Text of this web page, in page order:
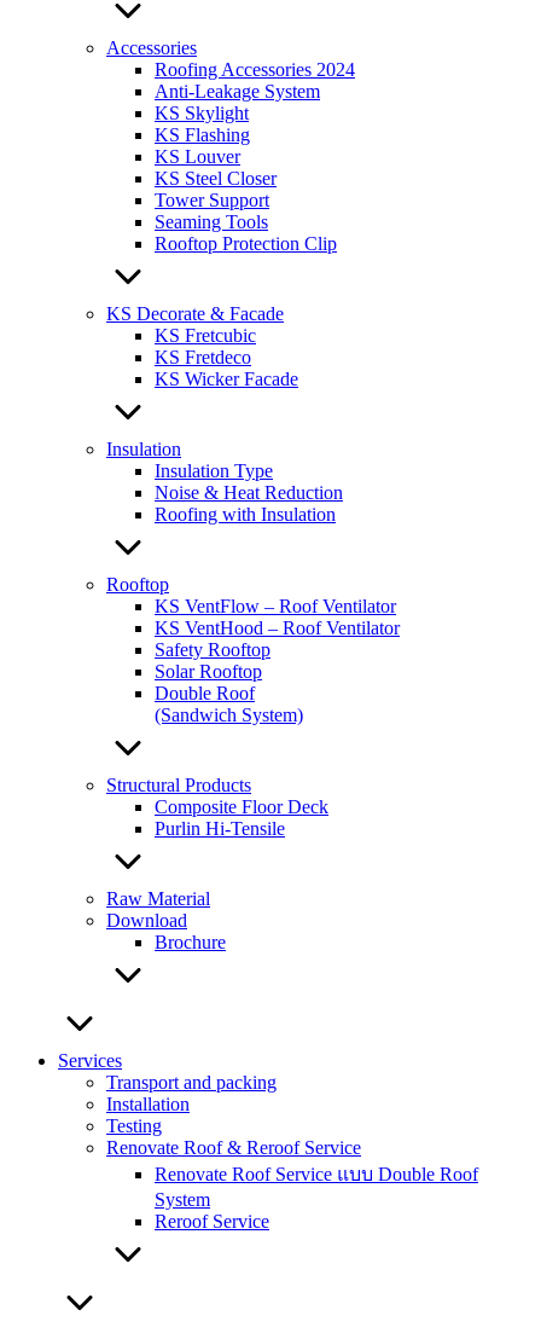
Accessories
Roofing Accessories 2024
Anti-Leakage System
KS Skylight
KS Flashing
KS Louver
KS Steel Closer
Tower Support
Seaming Tools
Rooftop Protection Clip
KS Decorate & Facade
KS Fretcubic
KS Fretdeco
KS Wicker Facade
Insulation
Insulation Type
Noise & Heat Reduction
Roofing with Insulation
Rooftop
KS VentFlow – Roof Ventilator
KS VentHood – Roof Ventilator
Safety Rooftop
Solar Rooftop
Double Roof
(Sandwich System)
Structural Products
Composite Floor Deck
Purlin Hi-Tensile
Raw Material
Download
Brochure
Services
Transport and packing
Installation
Testing
Renovate Roof & Reroof Service
Renovate Roof Service แบบ Double Roof
System
Reroof Service